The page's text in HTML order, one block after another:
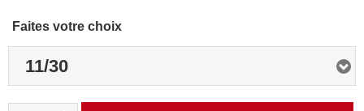
Faites votre choix
11/30